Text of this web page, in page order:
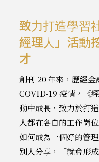
致力打造學習
經理人」活動
才
創刊 20 年來，歷經金
COVID-19 疫情，《
動中成長，致力於打
人都在各自的工作崗
如何成為一個好的管
別人分享，「就會形